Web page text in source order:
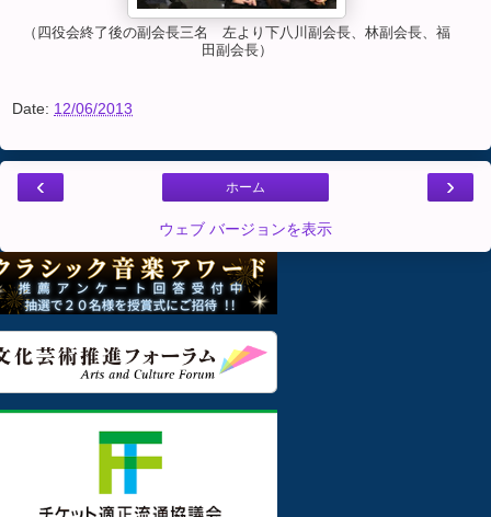
（四役会終了後の副会長三名 左より下八川副会長、林副会長、福
田副会長）
Date: 12/06/2013
‹ ›
ホーム
ウェブ バージョンを表示